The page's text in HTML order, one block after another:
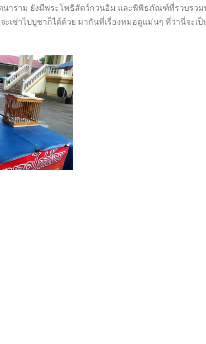
าราม ยังมีพระโพธิสัตว์กวนอิม และพิพิธภัณฑ์ที่รวบรวม
ะเช่าไปบูชาก็ได้ด้วย มากันที่เรื่องหมอดูแม่นๆ ที่ว่านี่จะเ